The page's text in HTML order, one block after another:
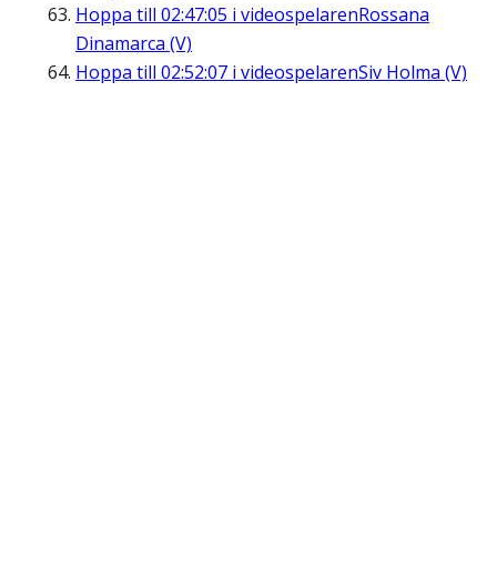
Hoppa till 02:47:05 i videospelarenRossana
Dinamarca (V)
Hoppa till 02:52:07 i videospelarenSiv Holma (V)